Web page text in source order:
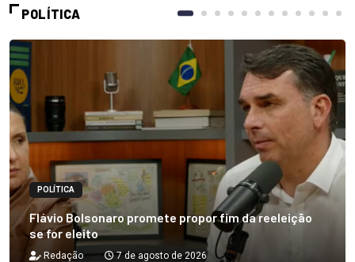
POLÍTICA
POLÍTICA
Flávio Bolsonaro promete propor fim da reeleição
se for eleito
Redação 7 de agosto de 2026